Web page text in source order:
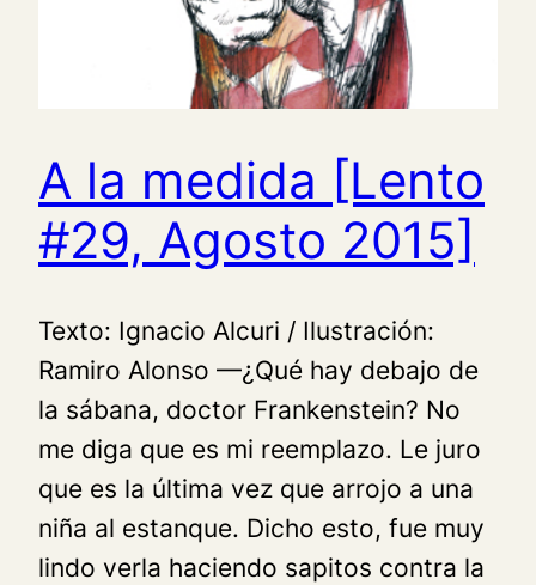
A la medida [Lento
#29, Agosto 2015]
Texto: Ignacio Alcuri / Ilustración:
Ramiro Alonso —¿Qué hay debajo de
la sábana, doctor Frankenstein? No
me diga que es mi reemplazo. Le juro
que es la última vez que arrojo a una
niña al estanque. Dicho esto, fue muy
lindo verla haciendo sapitos contra la